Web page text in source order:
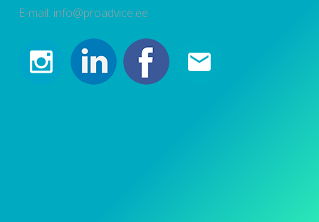
TEENUSED
UUDISED
MEESKOND
E-mail: info@proadvice.ee